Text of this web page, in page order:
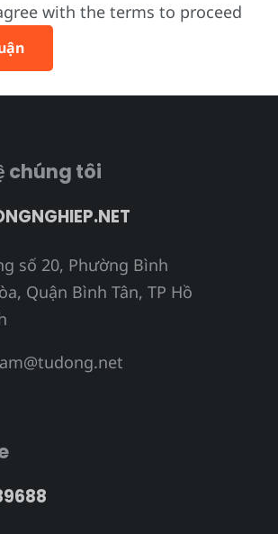
with the terms to proceed
chúng tôi
số 20, Phường Bình
Quận Bình Tân, TP Hồ